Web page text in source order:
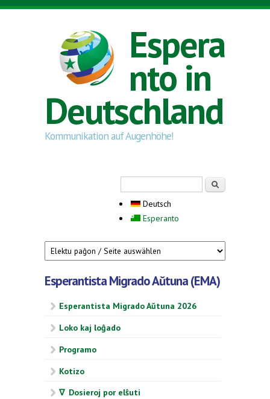
Direkt zum Inhalt
Espera
nto in
Deutschland
Kommunikation auf Augenhöhe!
Deutsch
Esperanto
Esperantista Migrado Aŭtuna (EMA)
Esperantista Migrado Aŭtuna 2026
Loko kaj loĝado
Programo
Kotizo
∇ Dosieroj por elŝuti